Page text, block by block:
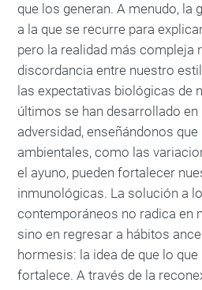
que los generan. A menudo, la
a la que se recurre para
pero la realidad más compleja
discordancia entre nuestro
las expectativas biológicas de
últimos se han desarrollado en
adversidad, enseñándonos
ambientales, como las
el ayuno, pueden fortalecer
inmunológicas. La solución a
contemporáneos no radica en
sino en regresar a hábitos
hormesis: la idea de que lo
fortalece. A través de la